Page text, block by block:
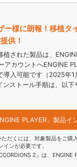
ー様に朗報！移植タ
供！
植された製品は、
アカウントへENGINE
導入可能です（2025年1
ンストール手順は、以
PLAYER」製品イ
だくには、対象製品をご購
ンが必要です。
2』は、ENGINE